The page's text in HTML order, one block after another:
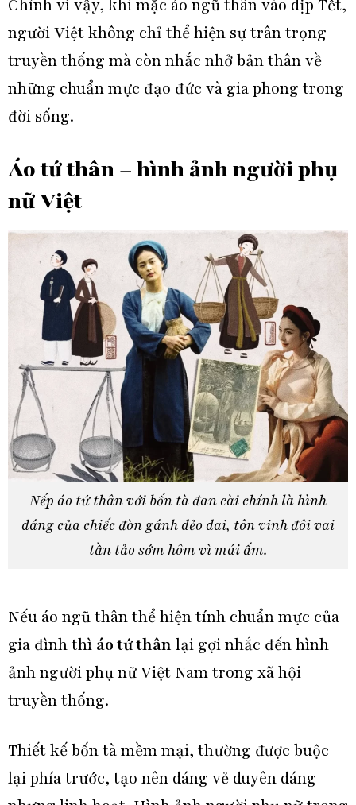
Chính vì vậy, khi mặc áo ngũ thân vào dịp Tết,
người Việt không chỉ thể hiện sự trân trọng
truyền thống mà còn nhắc nhở bản thân về
những chuẩn mực đạo đức và gia phong trong
đời sống.
Áo tứ thân – hình ảnh người phụ
nữ Việt
Nếp áo tứ thân với bốn tà đan cài chính là hình
dáng của chiếc đòn gánh dẻo dai, tôn vinh đôi vai
tần tảo sớm hôm vì mái ấm.
Nếu áo ngũ thân thể hiện tính chuẩn mực của
gia đình thì áo tứ thân lại gợi nhắc đến hình
ảnh người phụ nữ Việt Nam trong xã hội
truyền thống.
Thiết kế bốn tà mềm mại, thường được buộc
lại phía trước, tạo nên dáng vẻ duyên dáng